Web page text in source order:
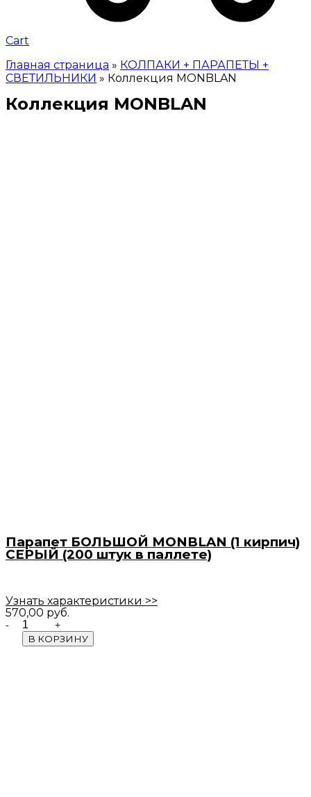
Cart
Главная страница » КОЛПАКИ + ПАРАПЕТЫ +
СВЕТИЛЬНИКИ » Коллекция MONBLAN
Коллекция MONBLAN
Парапет БОЛЬШОЙ MONBLAN (1 кирпич)
СЕРЫЙ (200 штук в паллете)
Узнать характеристики >>
570,00 руб.
Quantity
В КОРЗИНУ